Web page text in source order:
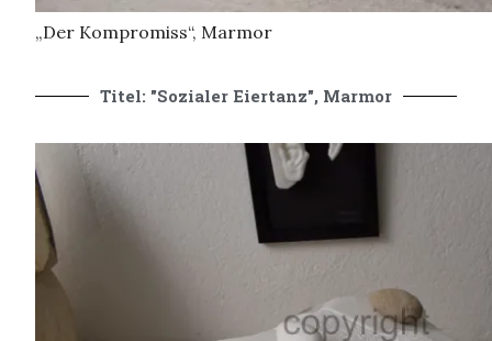
„Der Kompromiss“, Marmor
Titel: "Sozialer Eiertanz", Marmor